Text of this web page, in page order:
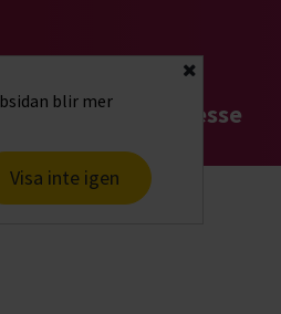
blir mer
Visa inte igen
Stäng
startsidaHitta intresse